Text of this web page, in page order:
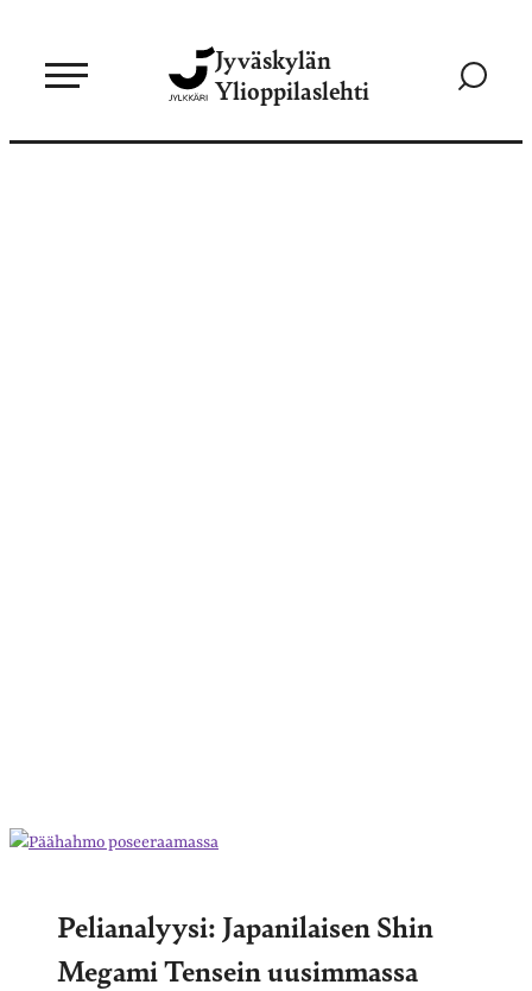
sisältöön
Jyväskylän
Ylioppilaslehti
Siirry
Pelianalyysi: Japanilaisen Shin
Megami Tensein uusimmassa